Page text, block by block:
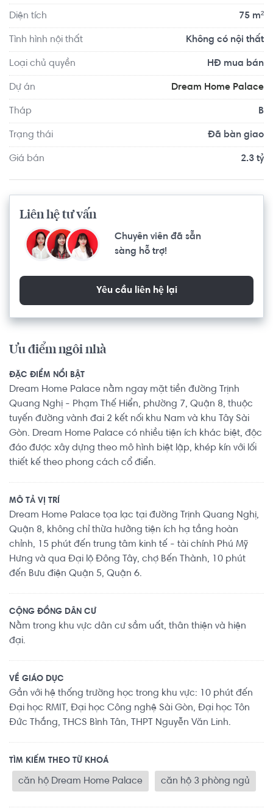
văn hóa riêng biệt.
Diện tích 75 m²
Tình hình nội thất Không có nội thất
Loại chủ quyền HĐ mua bán
Dự án Dream Home Palace
Tháp B
Trạng thái Đã bàn giao
Giá bán 2.3 tỷ
Liên hệ tư vấn
Chuyên viên đã sẵn
sàng hỗ trợ!
Yêu cầu liên hệ lại
Ưu điểm ngôi nhà
ĐẶC ĐIỂM NỔI BẬT
Dream Home Palace nằm ngay mặt tiền đường Trịnh
Quang Nghị - Phạm Thế Hiển, phường 7, Quận 8, thuộc
tuyến đường vành đai 2 kết nối khu Nam và khu Tây Sài
Gòn. Dream Home Palace có nhiều tiện ích khác biệt, độc
đáo được xây dựng theo mô hình biệt lập, khép kín với lối
thiết kế theo phong cách cổ điển.
MÔ TẢ VỊ TRÍ
Dream Home Palace tọa lạc tại đường Trịnh Quang Nghị,
Quận 8, không chỉ thừa hưởng tiện ích hạ tầng hoàn
chỉnh, 15 phút đến trung tâm kinh tế - tài chính Phú Mỹ
Hưng và qua Đại lộ Đông Tây, chợ Bến Thành, 10 phút
đến Bưu điện Quận 5, Quận 6.
CỘNG ĐỒNG DÂN CƯ
Nằm trong khu vực dân cư sầm uất, thân thiện và hiện
đại.
VỀ GIÁO DỤC
Gần với hệ thống trường học trong khu vực: 10 phút đến
Đại học RMIT, Đại học Công nghệ Sài Gòn, Đại học Tôn
Đức Thắng, THCS Bình Tân, THPT Nguyễn Văn Linh.
TÌM KIẾM THEO TỪ KHOÁ
căn hộ Dream Home Palace căn hộ 3 phòng ngủ